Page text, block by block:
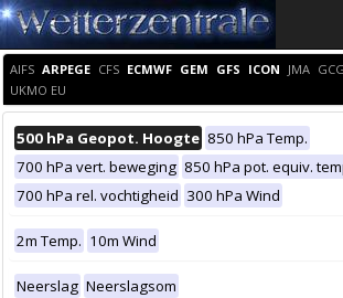
AIFS ARPEGE CFS ECMWF GEM GFS ICON JMA
UKMO EU
500 hPa Geopot. Hoogte 850 hPa Temp.
700 hPa vert. beweging 850 hPa pot. equiv.
700 hPa rel. vochtigheid 300 hPa Wind
2m Temp. 10m Wind
Neerslag Neerslagsom